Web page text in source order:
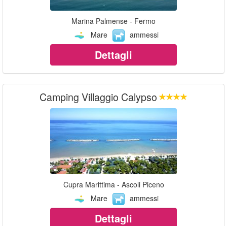
Marina Palmense - Fermo
Mare
ammessi
Dettagli
Camping Villaggio Calypso
Cupra Marittima - Ascoli Piceno
Mare
ammessi
Dettagli